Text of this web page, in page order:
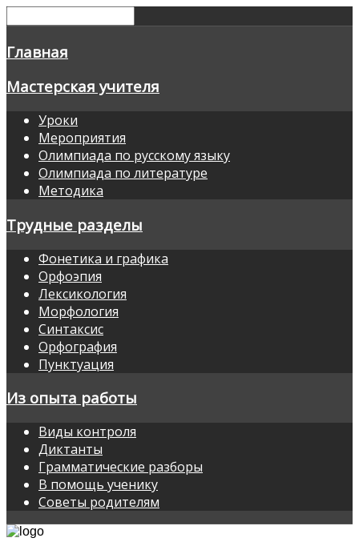
Главная
Мастерская учителя
Уроки
Мероприятия
Олимпиада по русскому языку
Олимпиада по литературе
Методика
Трудные разделы
Фонетика и графика
Орфоэпия
Лексикология
Морфология
Синтаксис
Орфография
Пунктуация
Из опыта работы
Виды контроля
Диктанты
Грамматические разборы
В помощь ученику
Советы родителям